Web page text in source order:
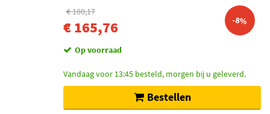
€ 180,17
€ 165,76 -8%
Op voorraad
Vandaag voor 13:45 besteld, morgen bij u geleverd.
Bestellen